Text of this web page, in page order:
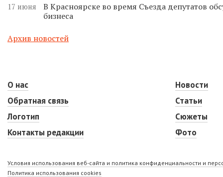
17 июня
В Красноярске во время Съезда депутатов
бизнеса
Архив новостей
О нас
Обратная связь
Логотип
Контакты редакции
Новости
Статьи
Сюжеты
Фото
Условия использования веб-сайта и политика конфиденциальности и
Политика использования cookies